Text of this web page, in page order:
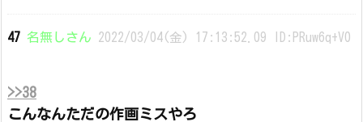
47 名無しさん 2022/03/04(金) 17:13:52.09 ID:PRuw6q+V0
>>38
こんなんただの作画ミスやろ